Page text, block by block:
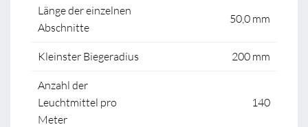
Länge der einzelnen
Abschnitte
50,0 mm
Kleinster Biegeradius 200 mm
Anzahl der
Leuchtmittel pro
Meter
140